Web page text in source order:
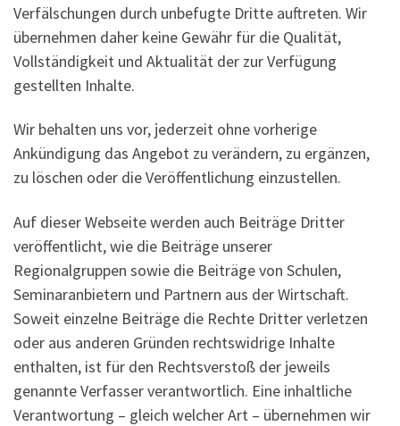
Verfälschungen durch unbefugte Dritte auftreten. Wir
übernehmen daher keine Gewähr für die Qualität,
Vollständigkeit und Aktualität der zur Verfügung
gestellten Inhalte.
Wir behalten uns vor, jederzeit ohne vorherige
Ankündigung das Angebot zu verändern, zu ergänzen,
zu löschen oder die Veröffentlichung einzustellen.
Auf dieser Webseite werden auch Beiträge Dritter
veröffentlicht, wie die Beiträge unserer
Regionalgruppen sowie die Beiträge von Schulen,
Seminaranbietern und Partnern aus der Wirtschaft.
Soweit einzelne Beiträge die Rechte Dritter verletzen
oder aus anderen Gründen rechtswidrige Inhalte
enthalten, ist für den Rechtsverstoß der jeweils
genannte Verfasser verantwortlich. Eine inhaltliche
Verantwortung – gleich welcher Art – übernehmen wir